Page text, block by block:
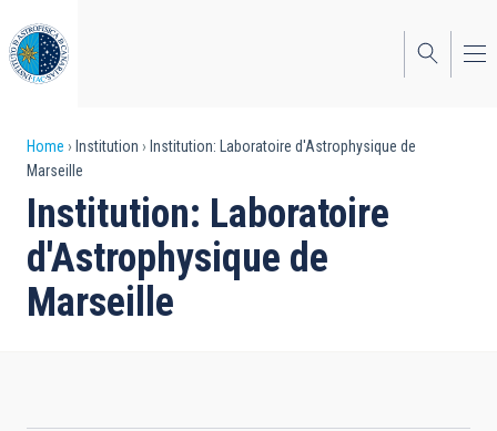
to
main
content
Breadcrumb
Home Institution
Institution: Laboratoire d'Astrophysique de
Marseille
Institution: Laboratoire
d'Astrophysique de
Marseille